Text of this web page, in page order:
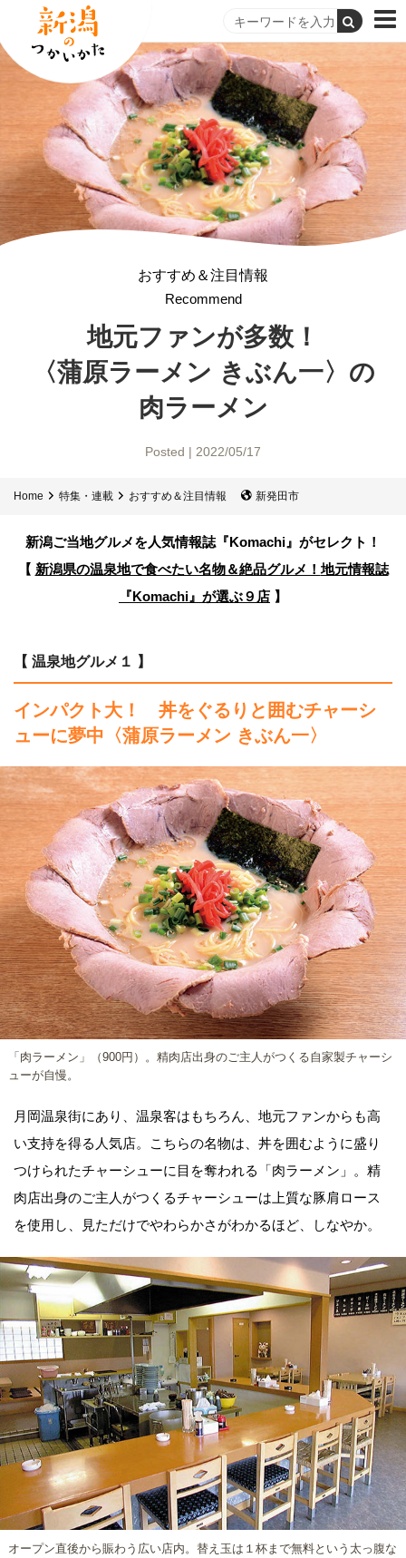
おすすめ＆注目情報
Recommend
地元ファンが多数！
〈蒲原ラーメン きぶん一〉の
肉ラーメン
Posted | 2022/05/17
Home 特集・連載 おすすめ＆注目情報 新発田市
新潟ご当地グルメを人気情報誌 『Komachi』がセレクト！
【 新潟県の温泉地で食べたい名物＆絶品グルメ！地元情報誌
『Komachi』が選ぶ９店 】
【 温泉地グルメ１ 】
インパクト大！ 丼をぐるりと囲むチャーシ
ューに夢中 〈蒲原ラーメン きぶん一〉
「肉ラーメン」（900円）。精肉店出身のご主人がつくる自家製チャーシ
ューが自慢。
月岡温泉街にあり、温泉客はもちろん、地元ファンからも高
い支持を得る人気店。こちらの名物は、丼を囲むように盛り
つけられたチャーシューに目を奪われる「肉ラーメン」。精
肉店出身のご主人がつくるチャーシューは上質な豚肩ロース
を使用し、見ただけでやわらかさがわかるほど、しなやか。
オープン直後から賑わう広い店内。替え玉は１杯まで無料という太っ腹な